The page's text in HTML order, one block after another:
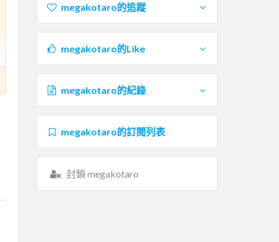
megakotaro的追蹤
megakotaro的Like
megakotaro的紀錄
megakotaro的訂閱列表
封鎖 megakotaro